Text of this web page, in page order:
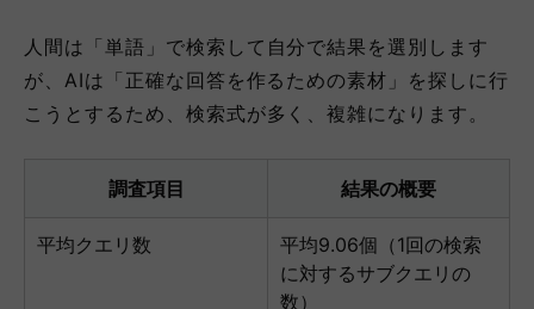
人間は「単語」で検索して自分で結果を選別します
が、AIは「正確な回答を作るための素材」を探しに行
こうとするため、検索式が多く、複雑になります。
調査項目 結果の概要
平均クエリ数
平均9.06個（1回の検索
に対するサブクエリの
数）